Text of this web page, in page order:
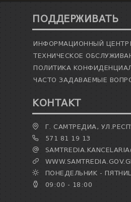
ПОДДЕРЖИВАТЬ
ИНФОРМАЦИОННЫЙ ЦЕНТР
ТЕХНИЧЕСКОЕ
ПОЛИТИКА
ЧАСТО ЗАДАВАЕМЫЕ
КОНТАКТ
Г. САМТРЕДИА,
571 81 19 13
ПОНЕДЕЛЬНИК -
09:00 - 18:00